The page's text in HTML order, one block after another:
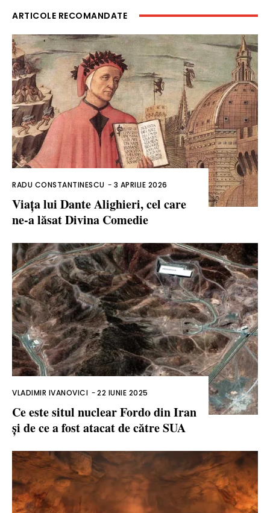
ARTICOLE RECOMANDATE
RADU CONSTANTINESCU - 3 APRILIE 2026
Viața lui Dante Alighieri, cel care
ne-a lăsat Divina Comedie
VLADIMIR IVANOVICI -22 IUNIE 2025
Ce este situl nuclear Fordo din Iran
și de ce a fost atacat de către SUA